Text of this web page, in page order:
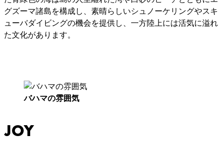
グズーマ諸島を構成し、素晴らしいシュノーケリングやスキ
ューバダイビングの機会を提供し、一方陸上には活気に溢れ
た文化があります。
バハマの雰囲気
JOY